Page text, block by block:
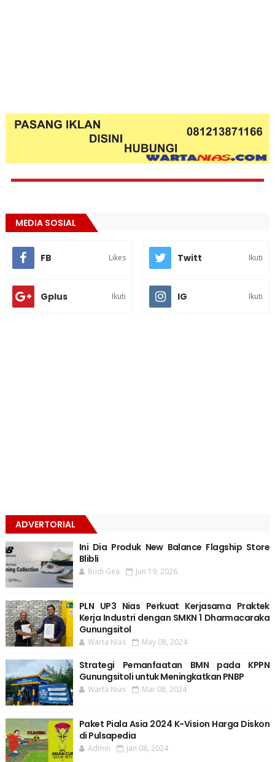
MEDIA SOSIAL
FB Likes Twitt Ikuti
Gplus Ikuti IG Ikuti
ADVERTORIAL
Ini Dia Produk New Balance Flagship Store
Blibli
Budi Gea Jun 19, 2026
PLN UP3 Nias Perkuat Kerjasama Praktek
Kerja Industri dengan SMKN 1 Dharmacaraka
Gunungsitol
Warta Nias May 08, 2024
Strategi Pemanfaatan BMN pada KPPN
Gunungsitoli untuk Meningkatkan PNBP
Warta Nias Mar 08, 2024
Paket Piala Asia 2024 K-Vision Harga Diskon
di Pulsapedia
Admin Jan 08, 2024